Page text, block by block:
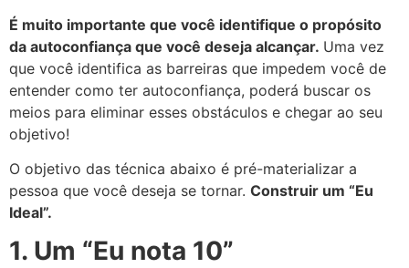
É muito importante que você identifique o propósito
da autoconfiança que você deseja alcançar. Uma vez
que você identifica as barreiras que impedem você de
entender como ter autoconfiança, poderá buscar os
meios para eliminar esses obstáculos e chegar ao seu
objetivo!
O objetivo das técnica abaixo é pré-materializar a
pessoa que você deseja se tornar. Construir um “Eu
Ideal”.
1. Um “Eu nota 10”